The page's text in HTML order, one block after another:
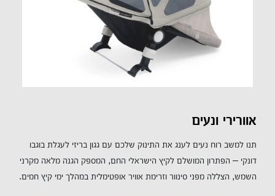
אוורירי ונעים
תנו למשב רוח נעים לענג את התינוק שלכם עם גגון בריזי לעגלת בוגבו
דונקי – הפתרון המושלם לקיץ הישראלי החם, המספק הגנה מלאה מקרני
השמש, הצללה מפני סינוור וזרימת אוויר אופטימלית במהלך ימי קיץ חמים.